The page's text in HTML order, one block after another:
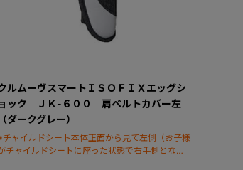
ルムーヴスマートＩＳＯＦＩＸエッグシ
ック ＪＫ-６００ 肩ベルトカバー左
（ダークグレー）
チャイルドシート本体正面から見て左側（お子様
チャイルドシートに座った状態で右手側となり
す）